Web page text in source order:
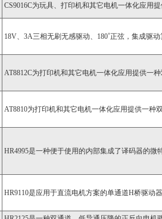
CS9016C为玩具、打印机和其它电机一体化应用
18V、3A三相无刷无感驱动、180˚正弦，集成驱
AT8812C为打印机和其它电机一体化应用提供一
AT8810为打印机和其它电机一体化应用提供一种
HR4995是一种便于使用的内部集成了译码器的微
HR9110是应用于直流电机方案的单通道H桥驱动